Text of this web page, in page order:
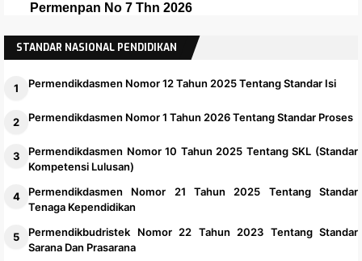
Permenpan No 7 Thn 2026
Panduan dan Installer Apalikasi e-Rapor SMA Versi
2025.1
STANDAR NASIONAL PENDIDIKAN
Permendikdasmen Nomor 12 Tahun 2025 Tentang Standar Isi
Permendikdasmen Nomor 1 Tahun 2026 Tentang Standar Proses
Permendikdasmen Nomor 10 Tahun 2025 Tentang SKL (Standar
Kompetensi Lulusan)
Permendikdasmen Nomor 21 Tahun 2025 Tentang Standar
Tenaga Kependidikan
Permendikbudristek Nomor 22 Tahun 2023 Tentang Standar
Sarana Dan Prasarana